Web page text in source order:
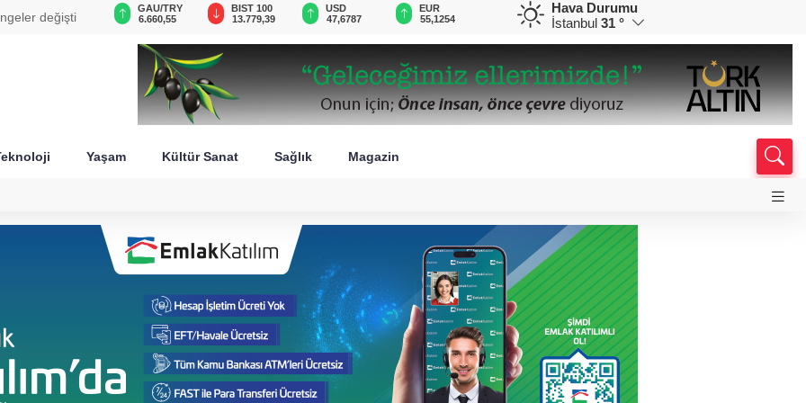
bütçesi 107 kat arttı
0,0018
GAU/TRY
6.660,55
BIST 100
13.779,39
USD
47,6787
EUR
55,1254
GBP
64,3468
CHF
59,0083
Hava Durumu
İstanbul 31 °
Yaşam Kültür Sanat Sağlık Magazin